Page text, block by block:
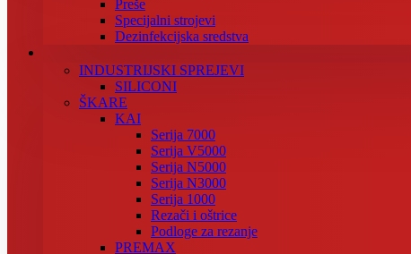
Preše
Specijalni strojevi
Dezinfekcijska sredstva
INDUSTRIJSKI SPREJEVI
SILICONI
ŠKARE
KAI
Serija 7000
Serija V5000
Serija N5000
Serija N3000
Serija 1000
Rezači i oštrice
Podloge za rezanje
PREMAX